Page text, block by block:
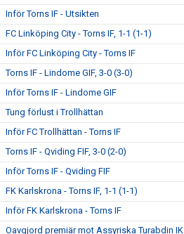
Inför Torns IF - Utsikten
FC Linköping City - Torns IF, 1-1 (1-1)
Inför FC Linköping City - Torns IF
Torns IF - Lindome GIF, 3-0 (3-0)
Inför Torns IF - Lindome GIF
Tung förlust i Trollhättan
Inför FC Trollhättan - Torns IF
Torns IF - Qviding FIF, 3-0 (2-0)
Inför Torns IF - Qviding FIF
FK Karlskrona - Torns IF, 1-1 (1-1)
Inför FK Karlskrona - Torns IF
Oavgjord premiär mot Assyriska Turabdin IK